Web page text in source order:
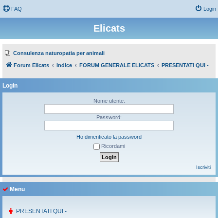
FAQ Login
Elicats
Consulenza naturopatia per animali
Forum Elicats Indice FORUM GENERALE ELICATS PRESENTATI QUI -
Login
Nome utente:
Password:
Ho dimenticato la password
Ricordami
Iscriviti
Menu
PRESENTATI QUI -